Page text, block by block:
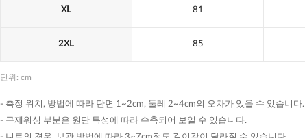
XL 81
2XL 85
단위: cm
- 측정 위치, 방법에 따라 단면 1~2cm, 둘레 2~4cm의 오차가 있을 수 있습니다.
- 구제워싱 부분은 원단 특성에 따라 수축되어 보일 수 있습니다.